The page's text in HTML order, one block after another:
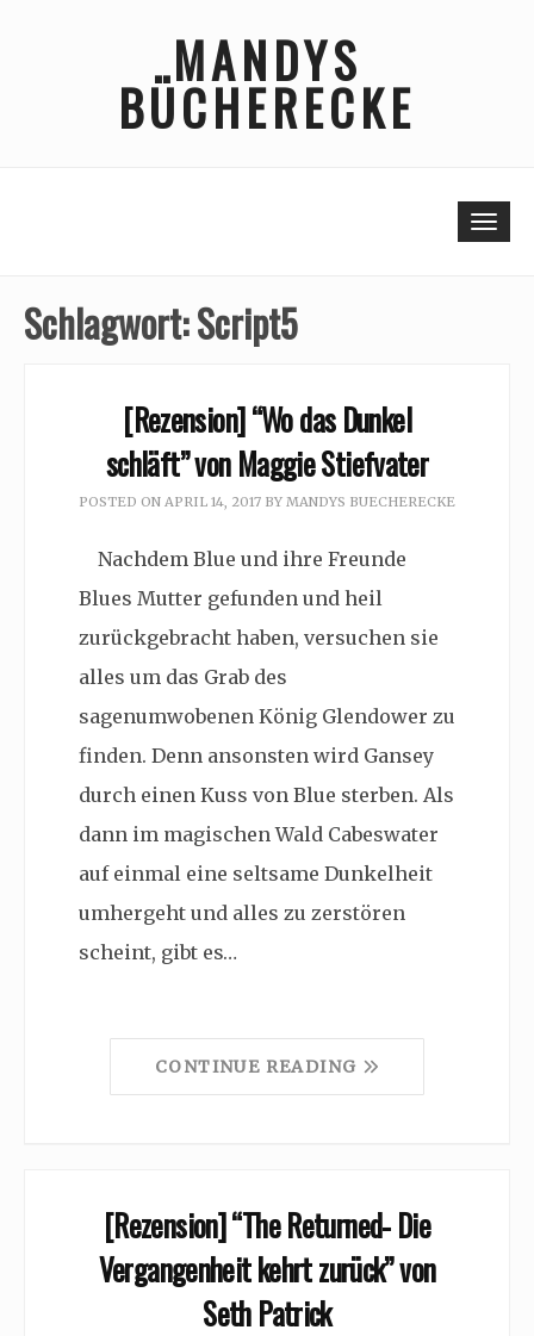
MANDYS
BÜCHERECKE
Schlagwort:Script5
[Rezension] “Wo das Dunkel
schläft” von Maggie Stiefvater
POSTED ON APRIL 14, 2017 BY MANDYS BUECHERECKE
Nachdem Blue und ihre Freunde
Blues Mutter gefunden und heil
zurückgebracht haben, versuchen sie
alles um das Grab des
sagenumwobenen König Glendower zu
finden. Denn ansonsten wird Gansey
durch einen Kuss von Blue sterben. Als
dann im magischen Wald Cabeswater
auf einmal eine seltsame Dunkelheit
umhergeht und alles zu zerstören
scheint, gibt es…
CONTINUE READING
[Rezension] “The Returned- Die
Vergangenheit kehrt zurück” von
Seth Patrick